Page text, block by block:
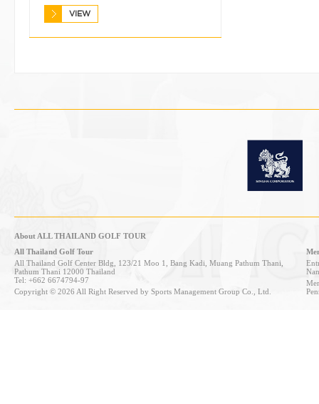
VIEW
About ALL THAILAND GOLF TOUR
All Thailand Golf Tour
All Thailand Golf Center Bldg, 123/21 Moo 1, Bang Kadi, Muang Pathum Thani,
Pathum Thani 12000 Thailand
Tel: +662 6674794-97
Copyright © 2026 All Right Reserved by Sports Management Group Co., Ltd.